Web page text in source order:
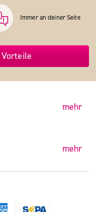
Immer an deiner Seite
mehr
mehr